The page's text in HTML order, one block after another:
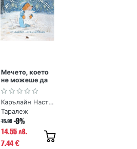
Мечето, което
не можеше да
заспи
Карълайн Настро, илюстрации Ваня Настанлиева
Таралеж
15.99 -9%
14.55 лв.
7.44€